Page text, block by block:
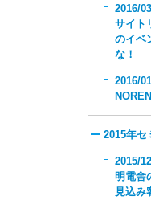
2016/
サイト
のイベ
な！
2016/
2015年セ
2015/
明電舎
見込み